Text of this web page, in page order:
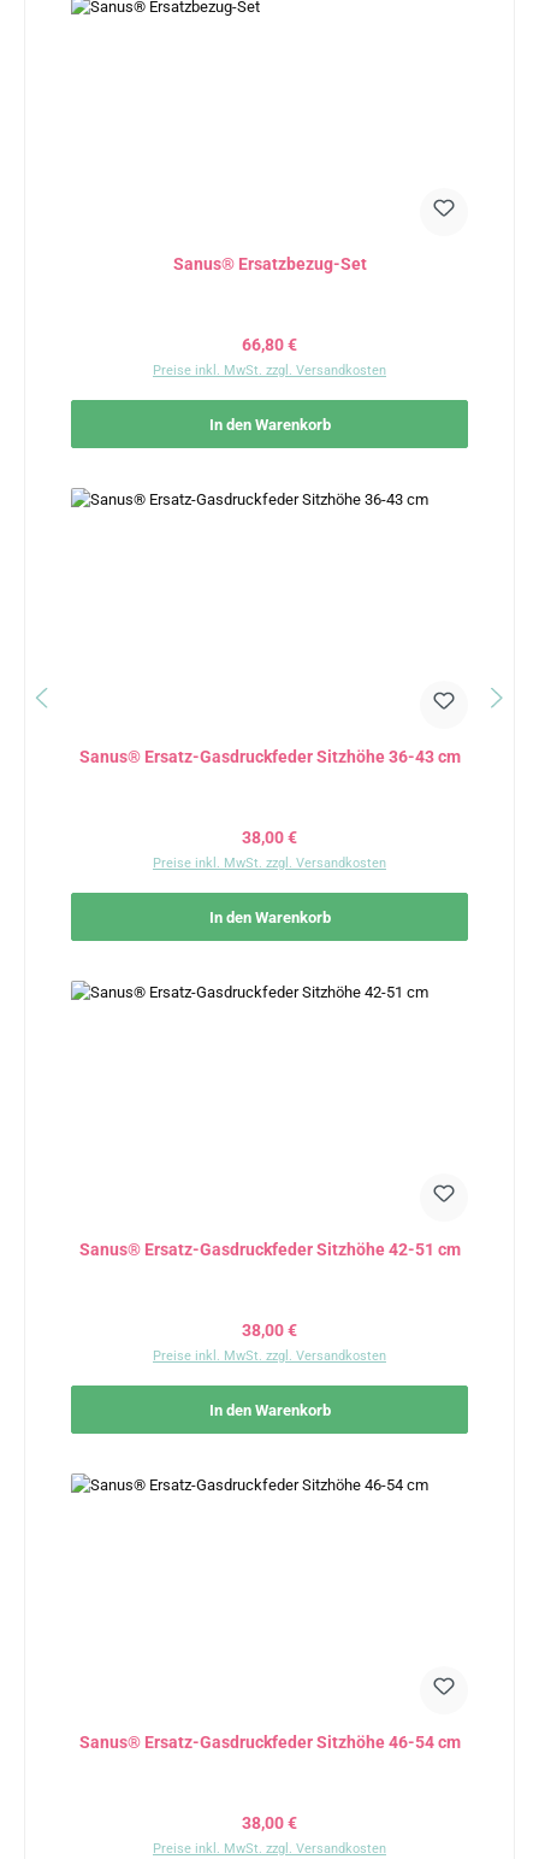
Sanus® Ersatzbezug-Set
Regulärer Preis:
66,80 €
Preise inkl. MwSt. zzgl. Versandkosten
In den Warenkorb
Sanus® Ersatz-Gasdruckfeder Sitzhöhe 36-43 cm
Regulärer Preis:
38,00 €
Preise inkl. MwSt. zzgl. Versandkosten
In den Warenkorb
Sanus® Ersatz-Gasdruckfeder Sitzhöhe 42-51 cm
Regulärer Preis:
38,00 €
Preise inkl. MwSt. zzgl. Versandkosten
In den Warenkorb
Sanus® Ersatz-Gasdruckfeder Sitzhöhe 46-54 cm
Regulärer Preis:
38,00 €
Preise inkl. MwSt. zzgl. Versandkosten